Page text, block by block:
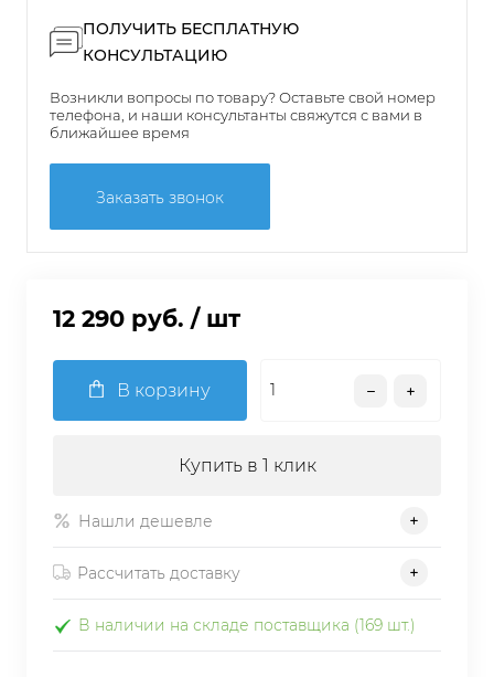
ПОЛУЧИТЬ БЕСПЛАТНУЮ
КОНСУЛЬТАЦИЮ
Возникли вопросы по товару? Оставьте свой номер
телефона, и наши консультанты свяжутся с вами в
ближайшее время
Заказать звонок
12 290 руб. / шт
В корзину
Купить в 1 клик
Нашли дешевле
Рассчитать доставку
В наличии на складе поставщика (169 шт.)